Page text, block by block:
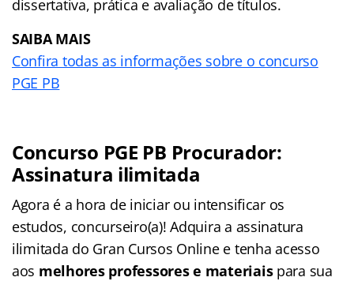
dissertativa, prática e avaliação de títulos.
SAIBA MAIS
Confira todas as informações sobre o concurso
PGE PB
Concurso PGE PB Procurador:
Assinatura ilimitada
Agora é a hora de iniciar ou intensificar os
estudos, concurseiro(a)! Adquira a assinatura
ilimitada do Gran Cursos Online e tenha acesso
aos melhores professores e materiaispara sua